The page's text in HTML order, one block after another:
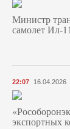
Министр
самолет Ил-
22:07 16.04.2026
экспортных